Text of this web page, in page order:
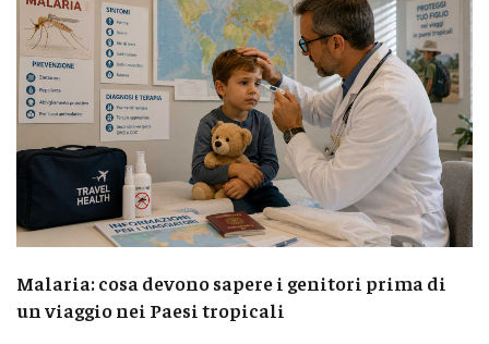
Malaria: cosa devono sapere i genitori prima di
un viaggio nei Paesi tropicali